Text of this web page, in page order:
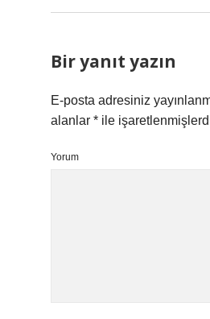
Bir yanıt yazın
E-posta adresiniz
alanlar * ile
Yorum